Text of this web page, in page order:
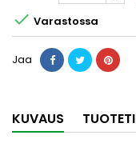
 Varastossa
Jaa
KUVAUS